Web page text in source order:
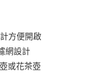
行
業銀行
業銀行
行
業銀行
21家銀行
行
方便開啟
網設計
或花茶壺